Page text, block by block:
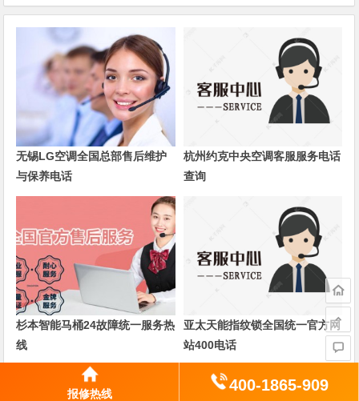
无锡LG空调全国总部售后维护
与保养电话
杭州约克中央空调客服服务电话
查询
杉本智能马桶24故障统一服务热
线
亚太天能指纹锁全国统一官方网
站400电话
上一篇 下一篇
报修热线 400-1865-909